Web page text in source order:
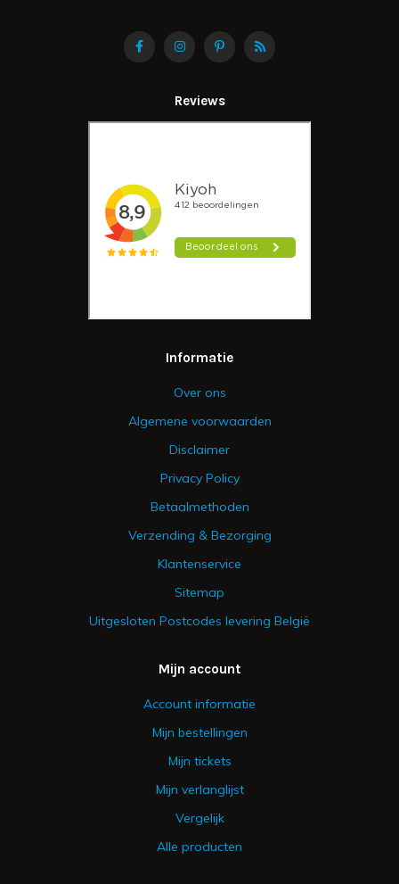
Reviews
Informatie
Over ons
Algemene voorwaarden
Disclaimer
Privacy Policy
Betaalmethoden
Verzending & Bezorging
Klantenservice
Sitemap
Uitgesloten Postcodes levering België
Mijn account
Account informatie
Mijn bestellingen
Mijn tickets
Mijn verlanglijst
Vergelijk
Alle producten